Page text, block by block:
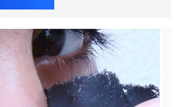
nhiều
Nặn mụn
5.3. Tẩy tế bào chết với tần suất
hợp lý